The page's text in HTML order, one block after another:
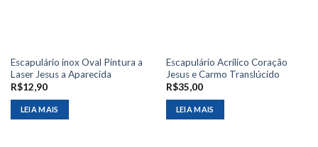
Escapulário inox Oval Pintura a
Laser Jesus a Aparecida
R$12,90
LEIA MAIS
Escapulário Acrílico Coração
Jesus e Carmo Translúcido
R$35,00
LEIA MAIS